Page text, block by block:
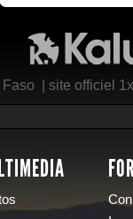
site officiel